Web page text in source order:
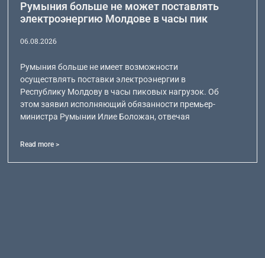
Румыния больше не может поставлять
электроэнергию Молдове в часы пик
06.08.2026
Румыния больше не имеет возможности
осуществлять поставки электроэнергии в
Республику Молдову в часы пиковых нагрузок. Об
этом заявил исполняющий обязанности премьер-
министра Румынии Илие Боложан, отвечая
Read more >